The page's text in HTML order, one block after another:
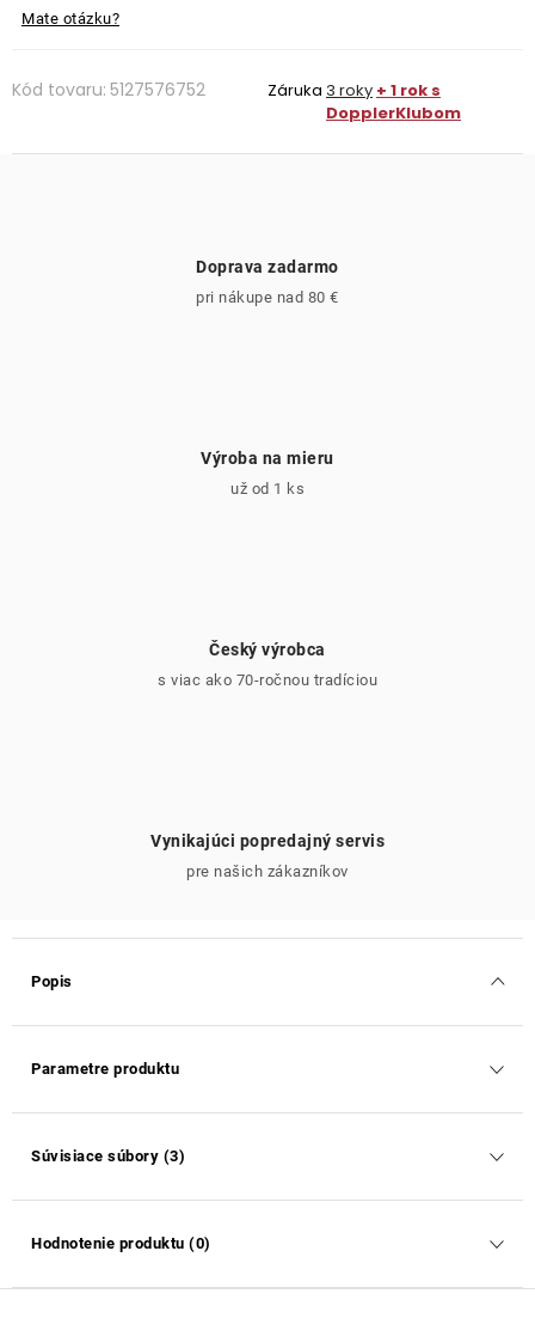
Mate otázku?
Kód tovaru: 5127576752 Záruka 3 roky + 1 rok s
DopplerKlubom
Doprava zadarmo
pri nákupe nad 80 €
Výroba na mieru
už od 1 ks
Český výrobca
s viac ako 70-ročnou tradíciou
Vynikajúci popredajný servis
pre našich zákazníkov
Popis
Parametre produktu
Súvisiace súbory (3)
Hodnotenie produktu (0)